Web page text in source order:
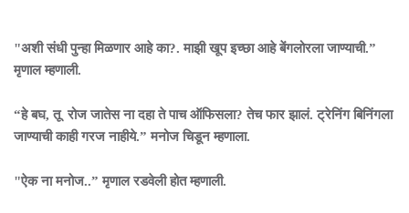
"अशी संधी पुन्हा मिळणार आहे का?. माझी खूप इच्छा आहे बेंगलोरला जाण्याची.”
मृणाल म्हणाली.
“हे बघ, तू रोज जातेस ना दहा ते पाच ऑफिसला? तेच फार झालं. ट्रेनिंग बिनिंगला
जाण्याची काही गरज नाहीये.” मनोज चिडून म्हणाला.
"ऐक ना मनोज..” मृणाल रडवेली होत म्हणाली.